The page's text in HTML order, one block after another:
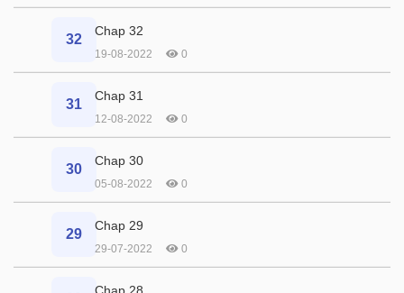
32
Chap 32
19-08-2022 0
31
Chap 31
12-08-2022 0
30
Chap 30
05-08-2022 0
29
Chap 29
29-07-2022 0
Chap 28